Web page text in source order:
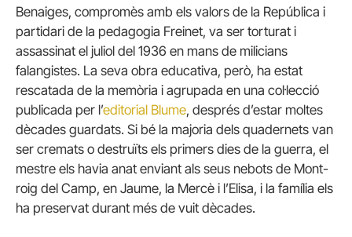
Benaiges, compromès amb els valors de la República i
partidari de la pedagogia Freinet, va ser torturat i
assassinat el juliol del 1936 en mans de milicians
falangistes. La seva obra educativa, però, ha estat
rescatada de la memòria i agrupada en una col·lecció
publicada per l’editorial Blume, després d’estar moltes
dècades guardats. Si bé la majoria dels quadernets van
ser cremats o destruïts els primers dies de la guerra, el
mestre els havia anat enviant als seus nebots de Mont-
roig del Camp, en Jaume, la Mercè i l’Elisa, i la família els
ha preservat durant més de vuit dècades.